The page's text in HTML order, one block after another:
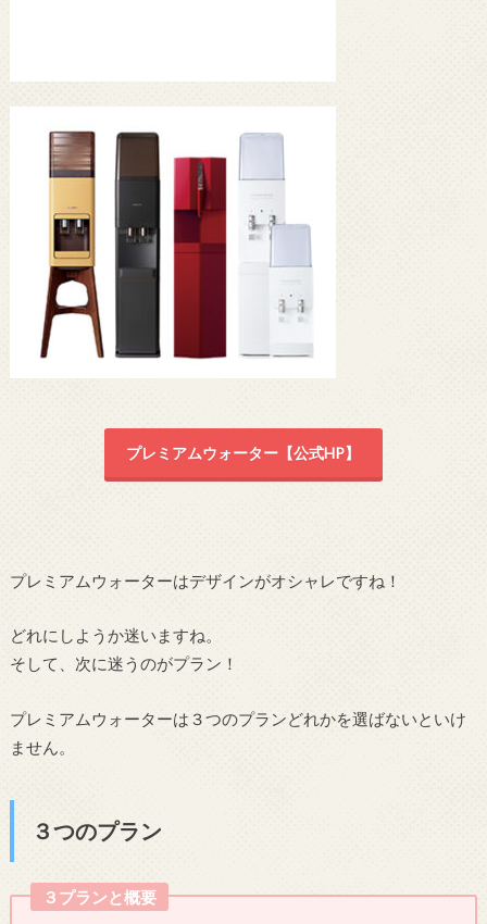
プレミアムウォーター【公式HP】
プレミアムウォーターはデザインがオシャレですね！
どれにしようか迷いますね。
そして、次に迷うのがプラン！
プレミアムウォーターは３つのプランどれかを選ばないといけ
ません。
３つのプラン
３プランと概要